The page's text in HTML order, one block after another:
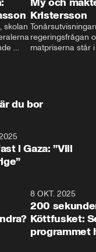
skolan
Kristersson
regeringsfrågan
matpriserna står
Rohwedder ställer
statsminister Ulf
du bor
i Gaza: ”Vill
31:058 OKT. 2025
200
Köttfusket:
programmet